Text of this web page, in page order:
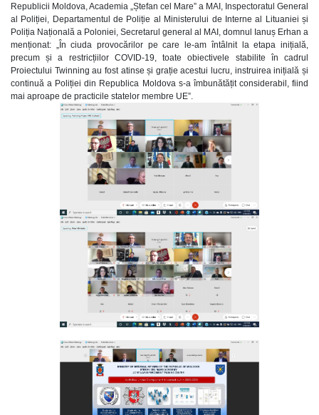
Republicii Moldova, Academia „Ștefan cel Mare” a MAI, Inspectoratul General
al Poliției, Departamentul de Poliție al Ministerului de Interne al Lituaniei și
Poliția Națională a Poloniei, Secretarul general al MAI, domnul Ianuș Erhan a
menționat: „În ciuda provocărilor pe care le-am întâlnit la etapa inițială,
precum și a restricțiilor COVID-19, toate obiectivele stabilite în cadrul
Proiectului Twinning au fost atinse și grație acestui lucru, instruirea inițială și
continuă a Poliției din Republica Moldova s-a îmbunătățit considerabil, fiind
mai aproape de practicile statelor membre UE”.